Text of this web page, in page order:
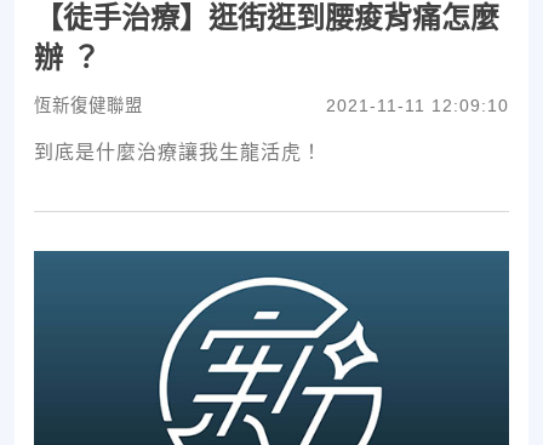
【徒手治療】逛街逛到腰痠背痛怎麼
辦 ？
恆新復健聯盟 2021-11-11 12:09:10
到底是什麼治療讓我生龍活虎！